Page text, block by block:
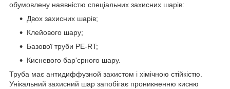
обумовлену наявністю спеціальних захисних шарів:
Двох захисних шарів;
Клейового шару;
Базової труби PE-RT;
Кисневого бар'єрного шару.
Труба має антидиффузной захистом і хімічною стійкістю.
Унікальний захисний шар запобігає проникненню кисню